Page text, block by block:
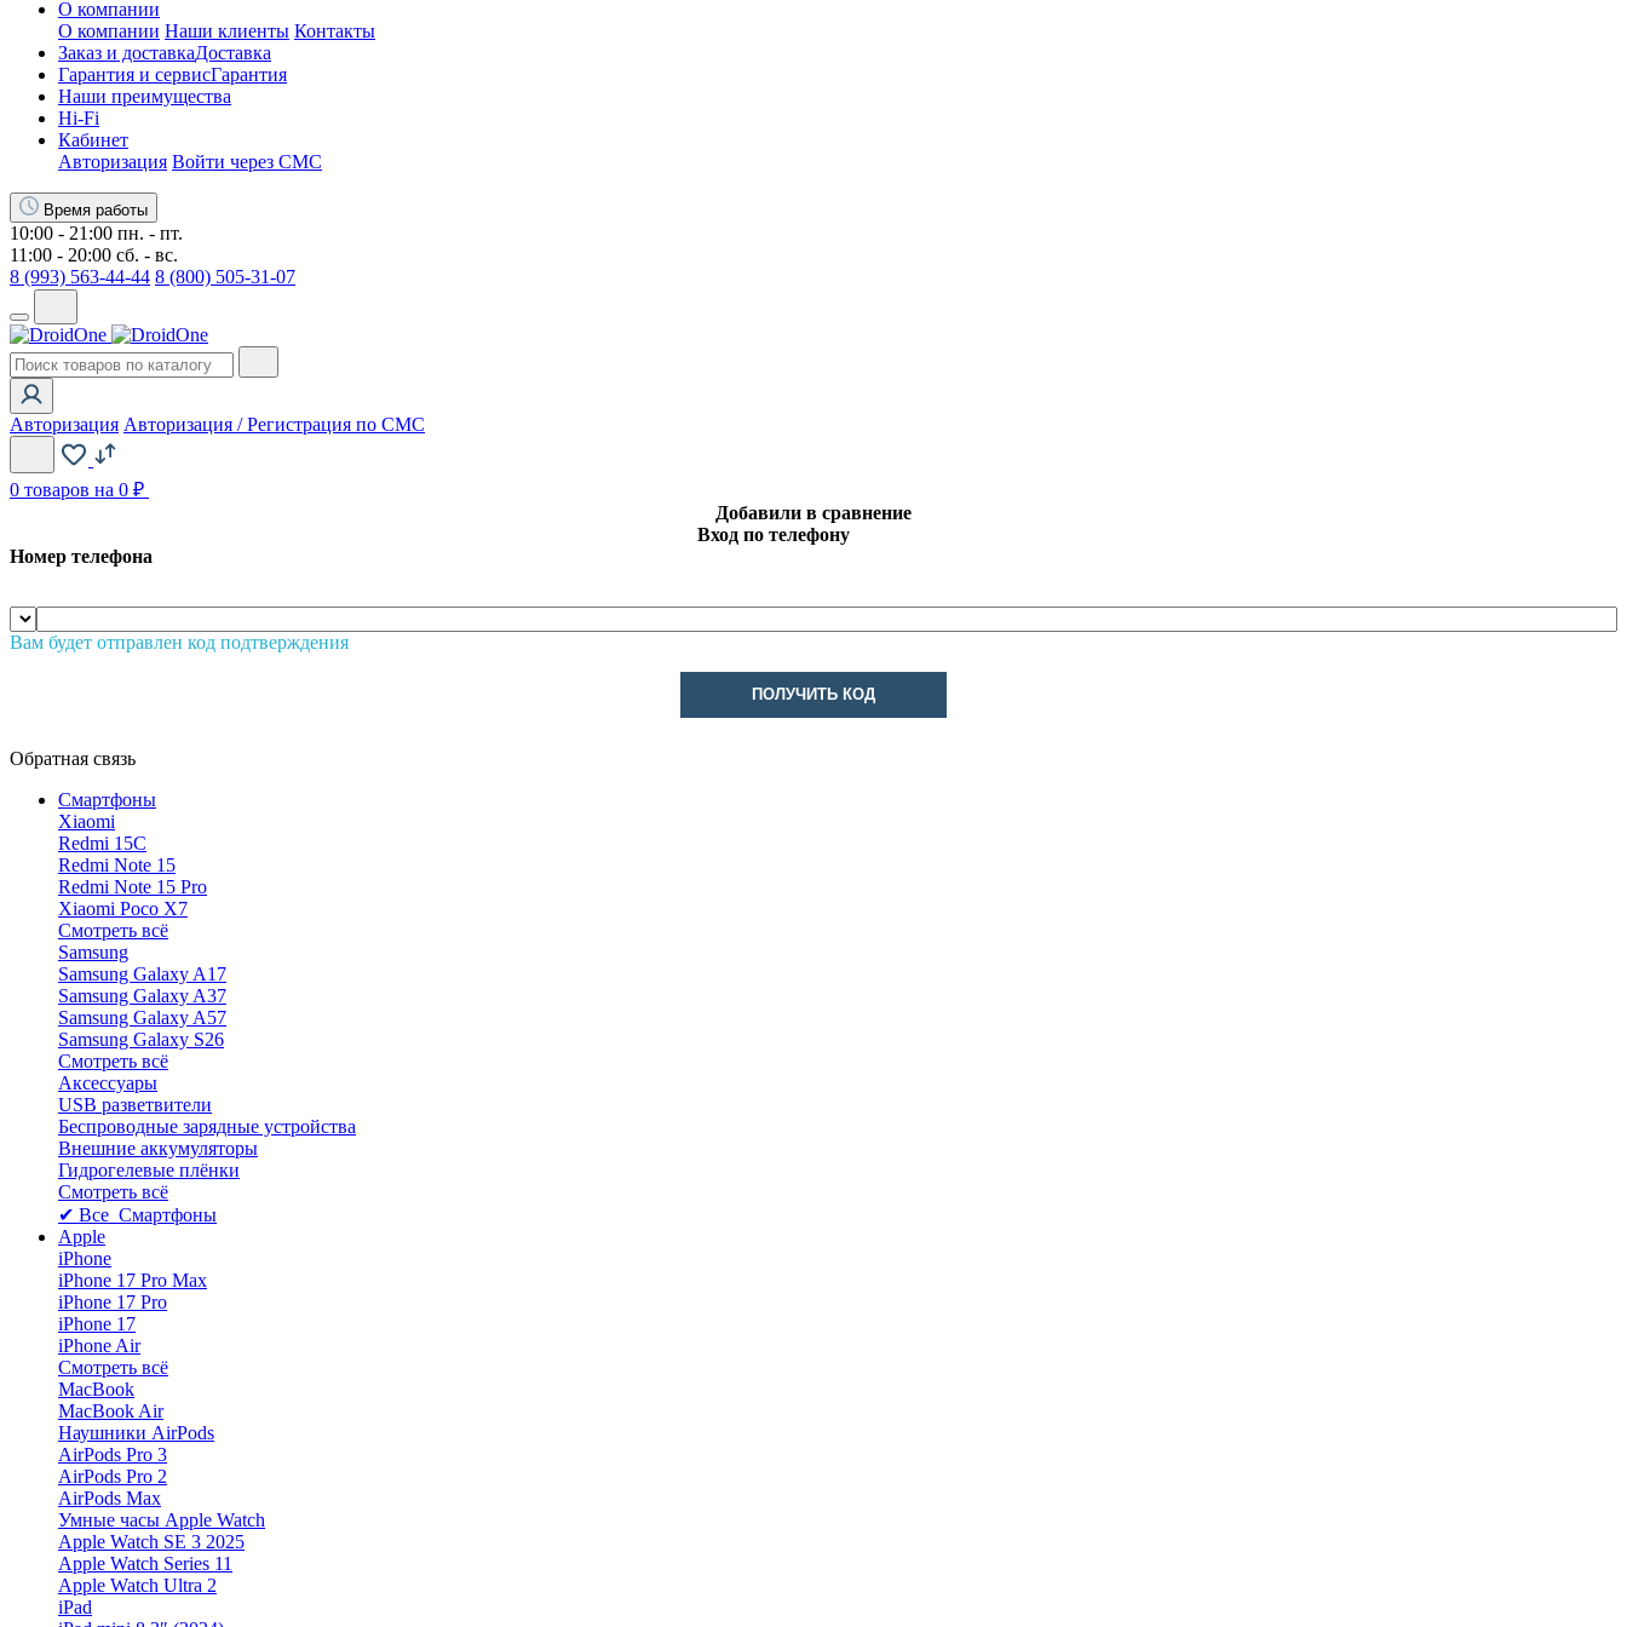
О компании
О компании Наши клиенты Контакты
Заказ и доставкаДоставка
Гарантия и сервисГарантия
Наши преимущества
Hi-Fi
Кабинет
Авторизация Войти через СМС
Время работы
10:00 - 21:00 пн. - пт.
11:00 - 20:00 сб. - вс.
8 (993) 563-44-44 8 (800) 505-31-07
Авторизация Авторизация / Регистрация по СМС
0 товаров на 0 ₽
Добавили в сравнение
Вход по телефону
Номер телефона
Вам будет отправлен код подтверждения
ПОЛУЧИТЬ КОД
Обратная связь
Смартфоны
Xiaomi
Redmi 15C
Redmi Note 15
Redmi Note 15 Pro
Xiaomi Poco X7
Смотреть всё
Samsung
Samsung Galaxy A17
Samsung Galaxy A37
Samsung Galaxy A57
Samsung Galaxy S26
Смотреть всё
Аксессуары
USB разветвители
Беспроводные зарядные устройства
Внешние аккумуляторы
Гидрогелевые плёнки
Смотреть всё
✔ Все Смартфоны
Apple
iPhone
iPhone 17 Pro Max
iPhone 17 Pro
iPhone 17
iPhone Air
Смотреть всё
MacBook
MacBook Air
Наушники AirPods
AirPods Pro 3
AirPods Pro 2
AirPods Max
Умные часы Apple Watch
Apple Watch SE 3 2025
Apple Watch Series 11
Apple Watch Ultra 2
iPad